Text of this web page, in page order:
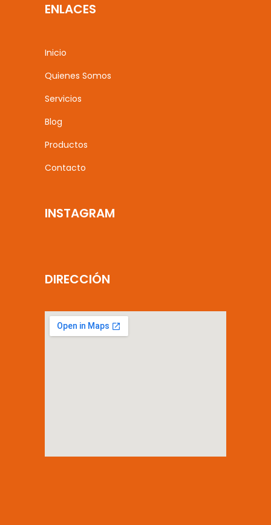
ENLACES
Inicio
Quienes Somos
Servicios
Blog
Productos
Contacto
INSTAGRAM
DIRECCIÓN